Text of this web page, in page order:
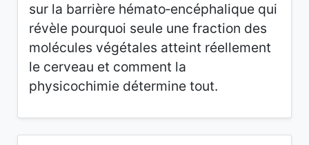
sur la barrière hémato‑encéphalique qui
révèle pourquoi seule une fraction des
molécules végétales atteint réellement
le cerveau et comment la
physicochimie détermine tout.